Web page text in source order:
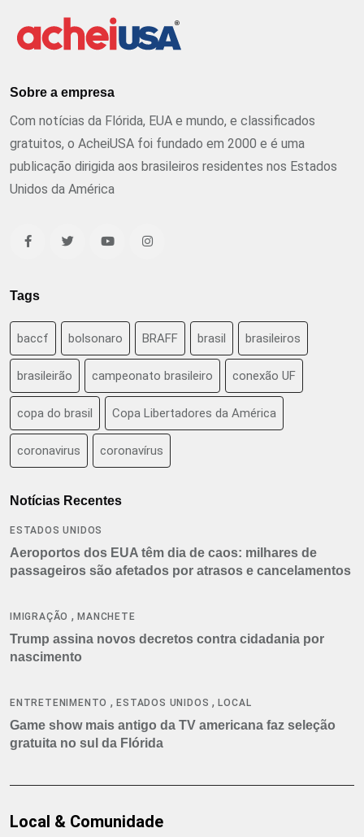
Sobre a empresa
Com notícias da Flórida, EUA e mundo, e classificados
gratuitos, o AcheiUSA foi fundado em 2000 e é uma
publicação dirigida aos brasileiros residentes nos Estados
Unidos da América
Tags
baccf bolsonaro BRAFF brasil brasileiros
brasileirão campeonato brasileiro conexão UF
copa do brasil Copa Libertadores da América
coronavirus coronavírus
Notícias Recentes
ESTADOS UNIDOS
Aeroportos dos EUA têm dia de caos: milhares de
passageiros são afetados por atrasos e cancelamentos
IMIGRAÇÃO ,MANCHETE
Trump assina novos decretos contra cidadania por
nascimento
ENTRETENIMENTO ,ESTADOS UNIDOS ,LOCAL
Game show mais antigo da TV americana faz seleção
gratuita no sul da Flórida
Local & Comunidade